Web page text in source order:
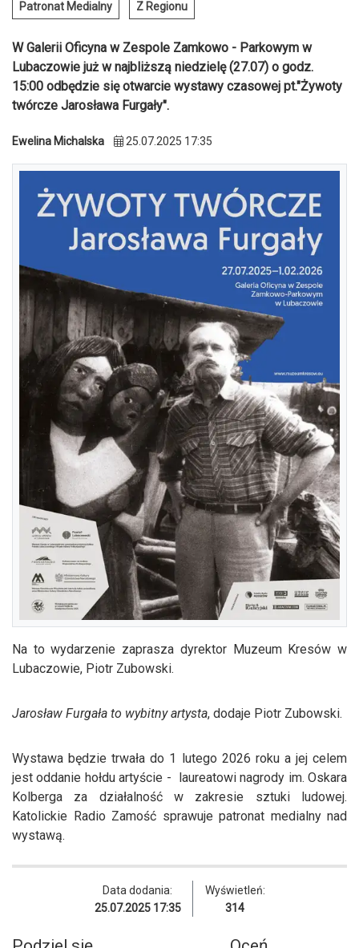
Patronat Medialny Z Regionu
W Galerii Oficyna w Zespole Zamkowo - Parkowym w
Lubaczowie już w najbliższą niedzielę (27.07) o godz.
15:00 odbędzie się otwarcie wystawy czasowej pt."Żywoty
twórcze Jarosława Furgały".
Ewelina Michalska 25.07.2025 17:35
Na to wydarzenie zaprasza dyrektor Muzeum Kresów w
Lubaczowie, Piotr Zubowski.
Jarosław Furgała to wybitny artysta, dodaje Piotr Zubowski.
Wystawa będzie trwała do 1 lutego 2026 roku a jej celem
jest oddanie hołdu artyście - laureatowi nagrody im. Oskara
Kolberga za działalność w zakresie sztuki ludowej.
Katolickie Radio Zamość sprawuje patronat medialny nad
wystawą.
Data dodania:
25.07.2025 17:35
Wyświetleń:
314